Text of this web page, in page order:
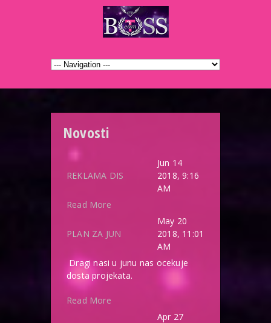
Novosti
REKLAMA DIS
Jun 14
2018, 9:16
AM
Read More
PLAN ZA JUN
May 20
2018, 11:01
AM
Dragi nasi u junu nas ocekuje
dosta projekata.
Read More
Apr 27